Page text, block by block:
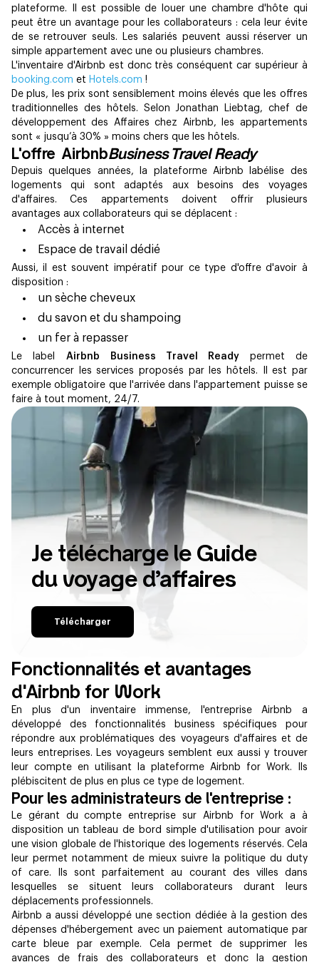
plateforme. Il est possible de louer une chambre d'hôte qui
peut être un avantage pour les collaborateurs : cela leur évite
de se retrouver seuls. Les salariés peuvent aussi réserver un
simple appartement avec une ou plusieurs chambres.
L'inventaire d'Airbnb est donc très conséquent car supérieur à
booking.com et Hotels.com !
De plus, les prix sont sensiblement moins élevés que les offres
traditionnelles des hôtels. Selon Jonathan Liebtag, chef de
développement des Affaires chez Airbnb, les appartements
sont « jusqu’à 30% » moins chers que les hôtels.
L'offre AirbnbBusiness Travel Ready
Depuis quelques années, la plateforme Airbnb labélise des
logements qui sont adaptés aux besoins des voyages
d'affaires. Ces appartements doivent offrir plusieurs
avantages aux collaborateurs qui se déplacent :
Accès à internet
Espace de travail dédié
Aussi, il est souvent impératif pour ce type d'offre d'avoir à
disposition :
un sèche cheveux
du savon et du shampoing
un fer à repasser
Le label Airbnb Business Travel Ready permet de
concurrencer les services proposés par les hôtels. Il est par
exemple obligatoire que l'arrivée dans l'appartement puisse se
faire à tout moment, 24/7.
Je télécharge le Guide
du voyage d’affaires
Télécharger
Fonctionnalités et avantages
d'Airbnb for Work
En plus d'un inventaire immense, l'entreprise Airbnb a
développé des fonctionnalités business spécifiques pour
répondre aux problématiques des voyageurs d'affaires et de
leurs entreprises. Les voyageurs semblent eux aussi y trouver
leur compte en utilisant la plateforme Airbnb for Work. Ils
plébiscitent de plus en plus ce type de logement.
Pour les administrateurs de l'entreprise :
Le gérant du compte entreprise sur Airbnb for Work a à
disposition un tableau de bord simple d'utilisation pour avoir
une vision globale de l'historique des logements réservés. Cela
leur permet notamment de mieux suivre la politique du duty
of care. Ils sont parfaitement au courant des villes dans
lesquelles se situent leurs collaborateurs durant leurs
déplacements professionnels.
Airbnb a aussi développé une section dédiée à la gestion des
dépenses d'hébergement avec un paiement automatique par
carte bleue par exemple. Cela permet de supprimer les
avances de frais des collaborateurs et donc la gestion